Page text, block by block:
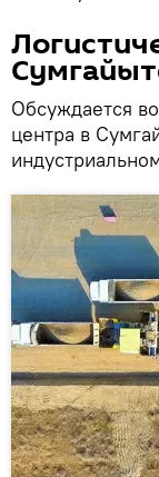
Обсуждается
центра в